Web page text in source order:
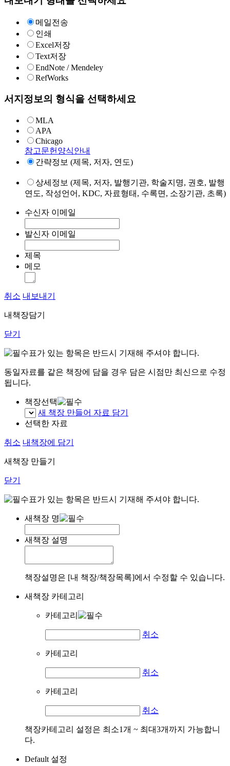
메일전송
인쇄
Excel저장
Text저장
EndNote / Mendeley
RefWorks
서지정보의 형식을 선택하세요
MLA
APA
Chicago
참고문헌양식안내
간략정보 (제목, 저자, 연도)
상세정보 (제목, 저자, 발행기관, 학술지명, 권호, 발행
연도, 작성언어, KDC, 자료형태, 수록면, 소장기관, 초록)
수신자 이메일
발신자 이메일
제목
메모
취소 내보내기
내책장담기
닫기
표가 있는 항목은 반드시 기재해 주셔야 합니다.
동일자료를 같은 책장에 담을 경우 담은 시점만 최신으로 수정
됩니다.
책장선택
새 책장 만들어 자료 담기
선택한 자료
취소 내책장에 담기
새책장 만들기
닫기
표가 있는 항목은 반드시 기재해 주셔야 합니다.
새책장 명
새책장 설명
책장설명은 [내 책장/책장목록]에서 수정할 수 있습니다.
새책장 카테고리
카테고리
취소
카테고리
취소
카테고리
취소
책장카테고리 설정은 최소1개 ~ 최대3개까지 가능합니
다.
Default 설정